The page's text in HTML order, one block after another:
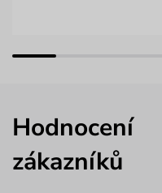
Hodnocení
zákazníků